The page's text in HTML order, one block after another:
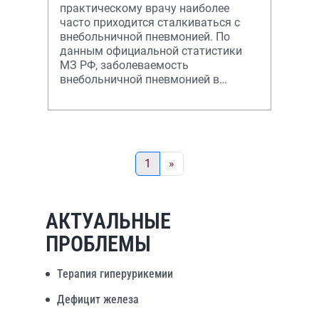
практическому врачу наиболее
часто приходится сталкиваться с
внебольничной пневмонией. По
данным официальной статистики
МЗ РФ, заболеваемость
внебольничной пневмонией в
составляет
1 »
АКТУАЛЬНЫЕ
ПРОБЛЕМЫ
Терапия гиперурикемии
Дефицит железа